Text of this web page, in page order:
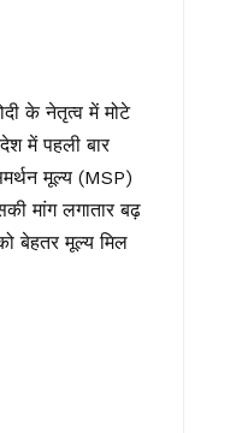
के नेतृत्व में मोटे
में पहली बार
मूल्य (MSP)
मांग लगातार बढ़
बेहतर मूल्य मिल